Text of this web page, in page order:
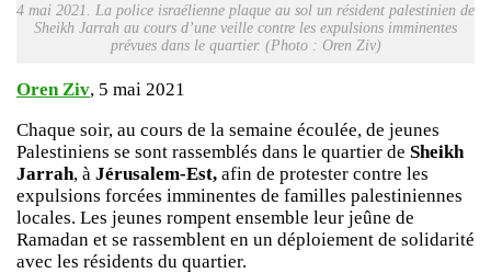
4 mai 2021. La police israélienne plaque au sol un résident palestinien de
Sheikh Jarrah au cours d’une veille contre les expulsions imminentes
prévues dans le quartier. (Photo : Oren Ziv)
Oren Ziv, 5 mai 2021
Chaque soir, au cours de la semaine écoulée, de jeunes
Palestiniens se sont rassemblés dans le quartier de Sheikh
Jarrah, à Jérusalem-Est, afin de protester contre les
expulsions forcées imminentes de familles palestiniennes
locales. Les jeunes rompent ensemble leur jeûne de
Ramadan et se rassemblent en un déploiement de solidarité
avec les résidents du quartier.